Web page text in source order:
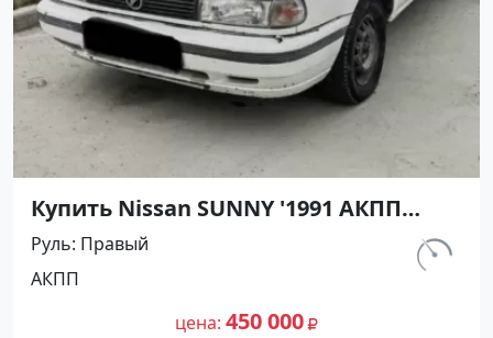
Купить Nissan SUNNY '1991 АКПП
(1400/75 л.с.) Бензин инжектор
Армавир цвет Черный Седан по
цене 450000 рублей, объявление
№27499 на сайте Авторынок23
км.
Руль Правый
АКПП
цена 450 000